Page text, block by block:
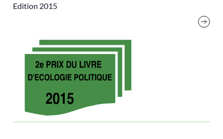
Edition 2015
villes
Yves Cochet